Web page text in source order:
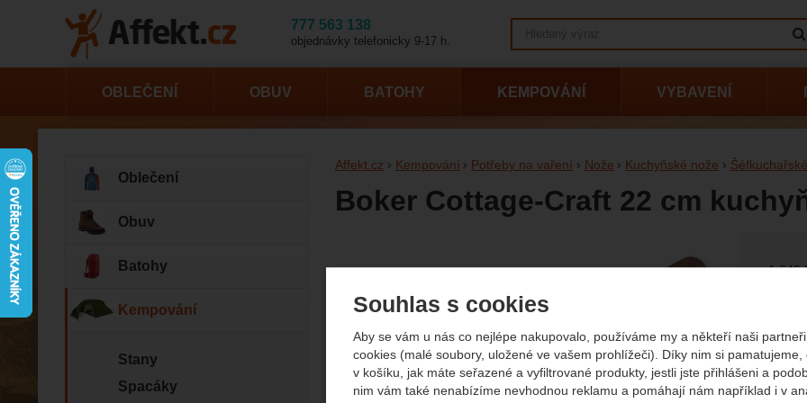
Souhlas s cookies
Aby se vám u nás co nejlépe nakupovalo, používáme my a někteří naši partneři
cookies (malé soubory, uložené ve vašem prohlížeči). Díky nim si pamatujeme,
v košíku, jak máte seřazené a vyfiltrované produkty, jestli jste přihlášeni a
nim vám také nenabízíme nevhodnou reklamu a pomáhají nám například i v
Affekt.cz Kempování Potřeby na vaření Nože Kuchyňské nože
Boker Cottage-Craft 22 cm
Fotografie 1 649
OBLEČENÍ OBUV BATOHY KEMPOVÁNÍ VYBAVENÍ
Oblečení
Obuv
Batohy
Kempování
Stany
Spacáky
777 563 138
objednávky telefonicky 9-17 h.